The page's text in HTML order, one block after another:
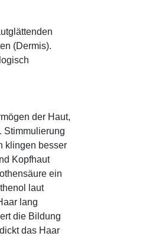
(Dermis).
der Haut,
Stimmulierung
klingen besser
Kopfhaut
ein
laut
lang
die Bildung
das Haar